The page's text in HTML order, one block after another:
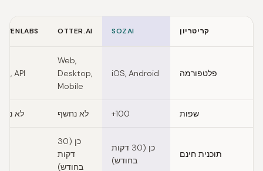
קריטריון SOZAI
OTTER.AI
פלטפורמה iOS, Android
Web,
Desktop,
Mobile
API
שפות 100+ לא נחשף לא
תוכנית חינם
כן (30 דקות
בחודש)
כן (30
דקות
בחודש)